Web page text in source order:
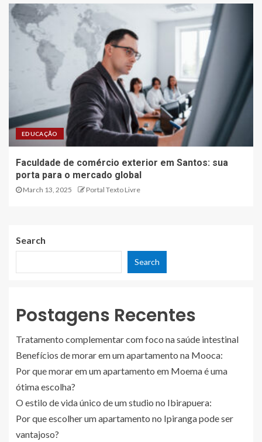
EDUCAÇÃO
Faculdade de comércio exterior em Santos: sua
porta para o mercado global
March 13, 2025 Portal Texto Livre
Search
Search
Postagens Recentes
Tratamento complementar com foco na saúde intestinal
Benefícios de morar em um apartamento na Mooca:
Por que morar em um apartamento em Moema é uma
ótima escolha?
O estilo de vida único de um studio no Ibirapuera:
Por que escolher um apartamento no Ipiranga pode ser
vantajoso?